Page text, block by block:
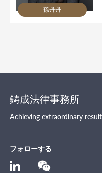
孫丹丹
鋳成法律事務所
Achieving extraordinary
フォローする